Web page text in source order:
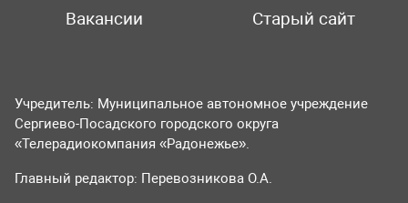
Вакансии
Старый сайт
Учредитель: Муниципальное автономное учреждение
Сергиево-Посадского городского округа
«Телерадиокомпания «Радонежье».
Главный редактор: Перевозникова О.А.